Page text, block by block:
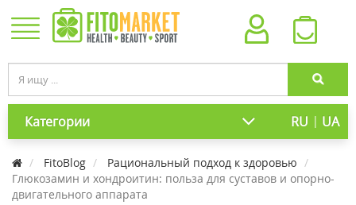
Категории RU | UA
FitoBlog
Рациональный подход к здоровью
Глюкозамин и хондроитин: польза для суставов и опорно-
двигательного аппарата